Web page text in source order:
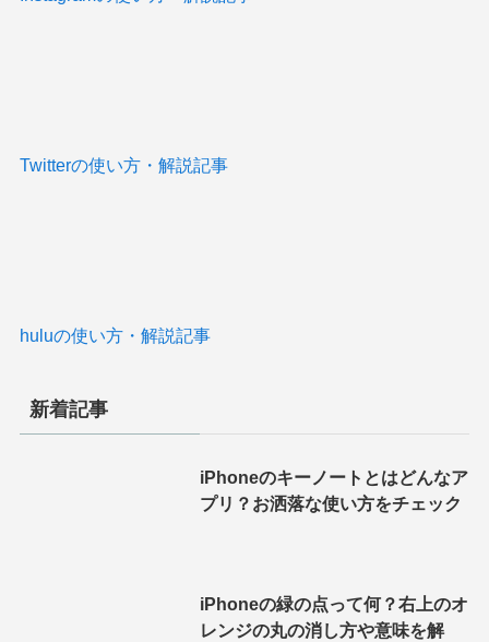
Twitterの使い方・解説記事
huluの使い方・解説記事
新着記事
iPhoneのキーノートとはどんなア
プリ？お洒落な使い方をチェック
iPhoneの緑の点って何？右上のオ
レンジの丸の消し方や意味を解